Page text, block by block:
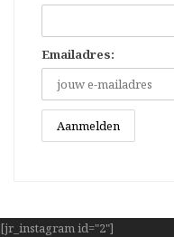
Emailadres:
[jr_instagram id="2"]